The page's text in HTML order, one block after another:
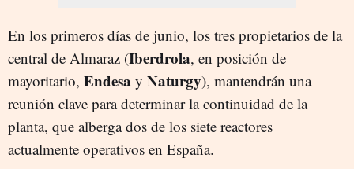
En los primeros días de junio, los tres propietarios de la
central de Almaraz (Iberdrola, en posición de
mayoritario, Endesa y Naturgy), mantendrán una
reunión clave para determinar la continuidad de la
planta, que alberga dos de los siete reactores
actualmente operativos en España.